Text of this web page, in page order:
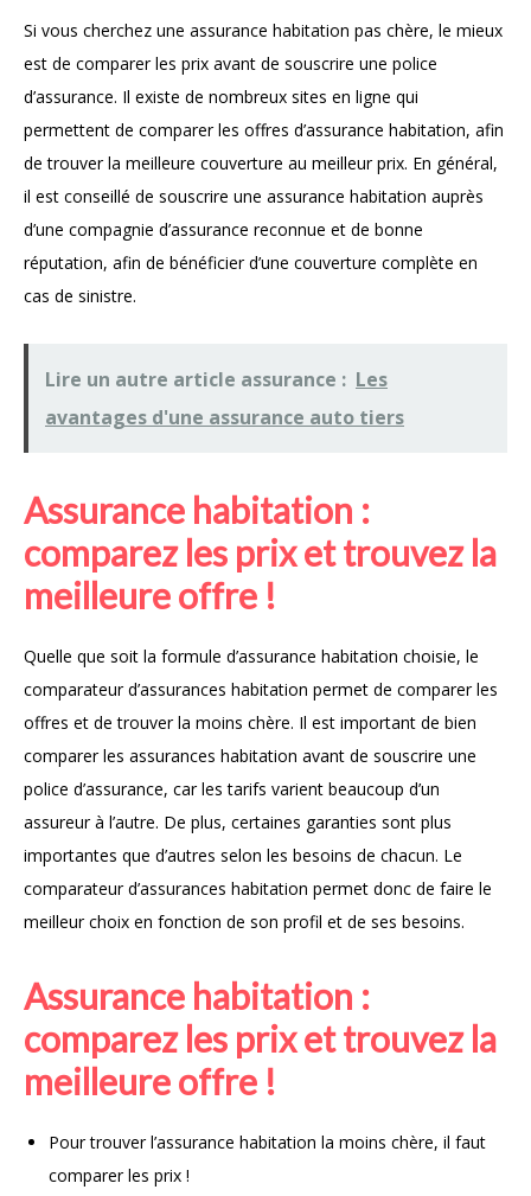
Si vous cherchez une assurance habitation pas chère, le mieux
est de comparer les prix avant de souscrire une police
d’assurance. Il existe de nombreux sites en ligne qui
permettent de comparer les offres d’assurance habitation, afin
de trouver la meilleure couverture au meilleur prix. En général,
il est conseillé de souscrire une assurance habitation auprès
d’une compagnie d’assurance reconnue et de bonne
réputation, afin de bénéficier d’une couverture complète en
cas de sinistre.
Lire un autre article assurance : Les
avantages d'une assurance auto tiers
Assurance habitation :
comparez les prix et trouvez la
meilleure offre !
Quelle que soit la formule d’assurance habitation choisie, le
comparateur d’assurances habitation permet de comparer les
offres et de trouver la moins chère. Il est important de bien
comparer les assurances habitation avant de souscrire une
police d’assurance, car les tarifs varient beaucoup d’un
assureur à l’autre. De plus, certaines garanties sont plus
importantes que d’autres selon les besoins de chacun. Le
comparateur d’assurances habitation permet donc de faire le
meilleur choix en fonction de son profil et de ses besoins.
Assurance habitation :
comparez les prix et trouvez la
meilleure offre !
Pour trouver l’assurance habitation la moins chère, il faut
comparer les prix !